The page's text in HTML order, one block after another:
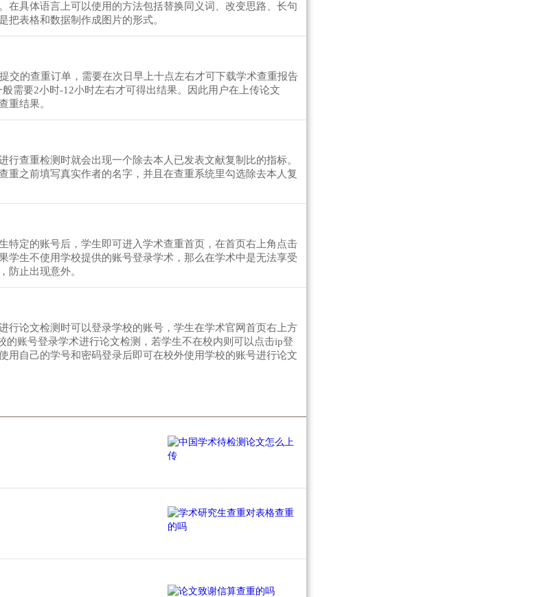
具体语言上可以使用的方法包括替换同义词、改变思路、长句
表格和数据制作成图片的形式。
交的查重订单，需要在次日早上十点左右才可下载学术查重报告
需要2小时-12小时左右才可得出结果。因此用户在上传论文
重结果。
查重检测时就会出现一个除去本人已发表文献复制比的指标。
重之前填写真实作者的名字，并且在查重系统里勾选除去本人复
特定的账号后，学生即可进入学术查重首页，在首页右上角点击
生不使用学校提供的账号登录学术，那么在学术中是无法享受
防止出现意外。
行论文检测时可以登录学校的账号，学生在学术官网首页右上方
账号登录学术进行论文检测，若学生不在校内则可以点击ip登
自己的学号和密码登录后即可在校外使用学校的账号进行论文